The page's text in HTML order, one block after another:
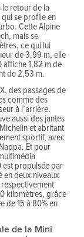
retour de la
se profile en
Cette Alpine
mais se
ce qui lui
de 3,99 m, elle
affiche 1,82 m de
de 2,53 m.
des passages de
comme des
à l’arrière.
aussi des jantes
et abritant
sportif, avec
Et pour
est propulsée par
en deux niveaux
kilomètres, grâce
de 15 à 80% en
de la Mini